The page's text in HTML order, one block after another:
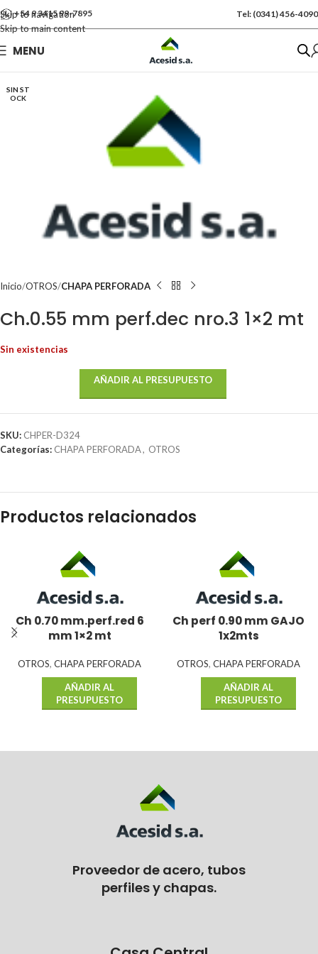
Skip to navigation
Skip to main content
+54 9 3415 99-7895 Tel: (0341) 456-4090
MENU
SIN ST
OCK
Inicio OTROS CHAPA PERFORADA
Ch.0.55 mm perf.dec nro.3 1×2 mt
Se vende por Und
Sin existencias
AÑADIR AL PRESUPUESTO
SKU: CHPER-D324
Categorías: CHAPA PERFORADA, OTROS
Productos relacionados
Ch 0.70 mm.perf.red 6
mm 1×2 mt
OTROS, CHAPA PERFORADA
AÑADIR AL
PRESUPUESTO
Ch perf 0.90 mm GAJO
1x2mts
OTROS, CHAPA PERFORADA
AÑADIR AL
PRESUPUESTO
Proveedor de acero, tubos
perfiles y chapas.